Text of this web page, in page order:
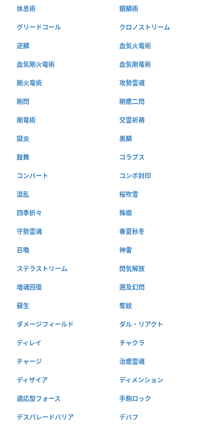
休息術 鏡鱗術
グリードコール クロノストリーム
逆鱗 血気火竜術
血気剛火竜術 血気剛竜術
剛火竜術 攻勢霊魂
剛閃 剛癒二閃
剛竜術 交霊祈祷
獄炎 黒鱗
鼓舞 コラプス
コンバート コンボ封印
混乱 桜吹雪
四季折々 殊楔
守勢霊魂 春夏秋冬
召喚 神雷
ステラストリーム 閃気解放
増魂回復 遡及幻閃
蘇生 奪紋
ダメージフィールド ダル・リアクト
ディレイ チャクラ
チャージ 治癒霊魂
ディザイア ディメンション
適応型フォース 手駒ロック
デスパレードバリア デバフ